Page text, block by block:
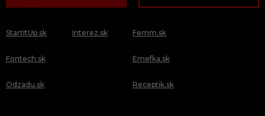
StartItUp.sk
Fontech.sk
Odzadu.sk
Interez.sk Femm.sk
Emefka.sk
Receptik.sk